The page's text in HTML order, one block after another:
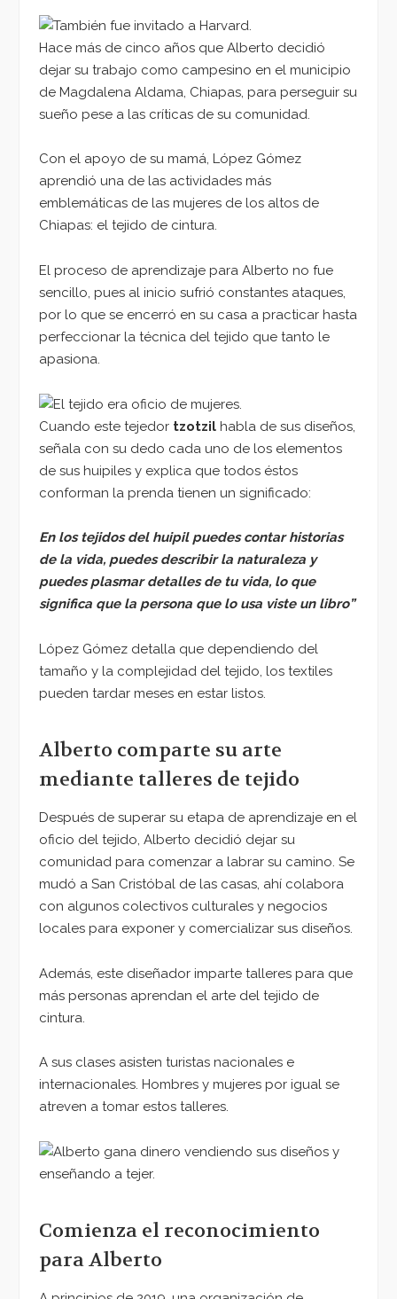
Hace más de cinco años que Alberto decidió
dejar su trabajo como campesino en el municipio
de Magdalena Aldama, Chiapas, para perseguir su
sueño pese a las críticas de su comunidad.
Con el apoyo de su mamá, López Gómez
aprendió una de las actividades más
emblemáticas de las mujeres de los altos de
Chiapas: el tejido de cintura.
El proceso de aprendizaje para Alberto no fue
sencillo, pues al inicio sufrió constantes ataques,
por lo que se encerró en su casa a practicar hasta
perfeccionar la técnica del tejido que tanto le
apasiona.
Cuando este tejedor tzotzil habla de sus diseños,
señala con su dedo cada uno de los elementos
de sus huipiles y explica que todos éstos
conforman la prenda tienen un significado:
En los tejidos del huipil puedes contar historias
de la vida, puedes describir la naturaleza y
puedes plasmar detalles de tu vida, lo que
significa que la persona que lo usa viste un libro”
López Gómez detalla que dependiendo del
tamaño y la complejidad del tejido, los textiles
pueden tardar meses en estar listos.
Alberto comparte su arte
mediante talleres de tejido
Después de superar su etapa de aprendizaje en el
oficio del tejido, Alberto decidió dejar su
comunidad para comenzar a labrar su camino. Se
mudó a San Cristóbal de las casas, ahí colabora
con algunos colectivos culturales y negocios
locales para exponer y comercializar sus diseños.
Además, este diseñador imparte talleres para que
más personas aprendan el arte del tejido de
cintura.
A sus clases asisten turistas nacionales e
internacionales. Hombres y mujeres por igual se
atreven a tomar estos talleres.
Comienza el reconocimiento
para Alberto